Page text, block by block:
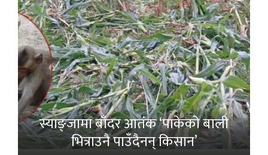
स्याङ्जामा बाँदर आतंक ‘पाकेको बाली
भित्राउनै पाउँदैनन् किसान’